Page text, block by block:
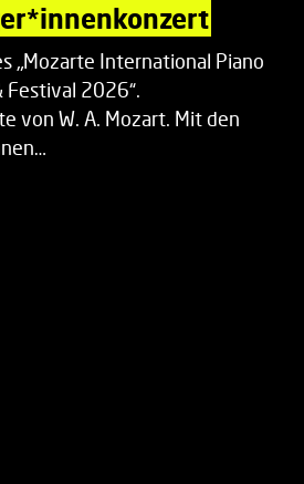
„Mozarte International Piano
Festival 2026“.
von W. A. Mozart. Mit den